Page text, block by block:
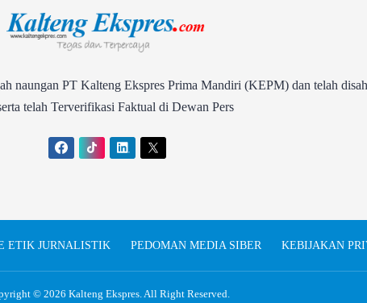
naungan PT Kalteng Ekspres Prima Mandiri (KEPM) dan telah
telah Terverifikasi Faktual di Dewan Pers
ETIK JURNALISTIK PEDOMAN MEDIA SIBER KEBIJAKAN
© 2026 Kalteng Ekspres. All Right Reserved.